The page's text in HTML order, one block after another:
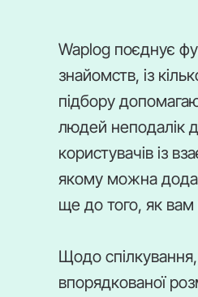
Waplog поєднує
знайомств, із
підбору
людей неподалік
користувачів із
якому можна
ще до того, як вам
Щодо
впорядкованої